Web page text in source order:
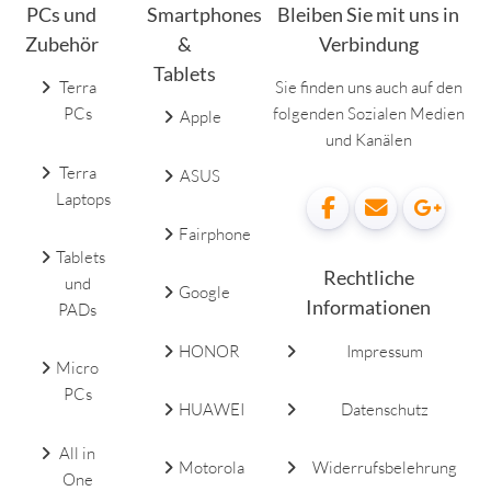
PCs und
Zubehör
Terra
PCs
Terra
Laptops
Tablets
und
PADs
Micro
PCs
All in
One
Smartphones
&
Tablets
Apple
ASUS
Fairphone
Google
HONOR
HUAWEI
Motorola
Bleiben Sie mit uns in
Verbindung
Sie finden uns auch auf den
folgenden Sozialen Medien
und Kanälen
Rechtliche
Informationen
Impressum
Datenschutz
Widerrufsbelehrung